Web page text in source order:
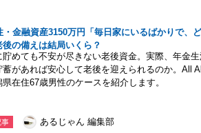
・金融資産3150万円「毎日家にいるばかりで、
後の備えは結局いくら？
貯めても不安が尽きない老後資金。実際、年金
蓄があれば安心して老後を迎えられるのか。All
県在住67歳男性のケースを紹介します。
事 あるじゃん 編集部